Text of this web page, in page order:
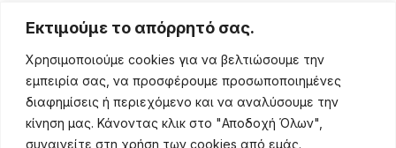
Εκτιμούμε το απόρρητό σας.
Χρησιμοποιούμε cookies για να βελτιώσουμε την
εμπειρία σας, να προσφέρουμε προσωποποιημένες
διαφημίσεις ή περιεχόμενο και να αναλύσουμε την
κίνηση μας. Κάνοντας κλικ στο "Αποδοχή Όλων",
συναινείτε στη χρήση των cookies από εμάς.
Επικοινωνία
Ρόδου 133, Αθήνα 10443
(+30) 211 725 5427
sales@lightingexpert.gr